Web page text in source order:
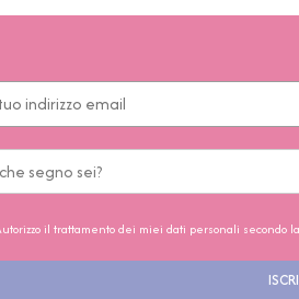
il trattamento dei miei dati personali secondo la